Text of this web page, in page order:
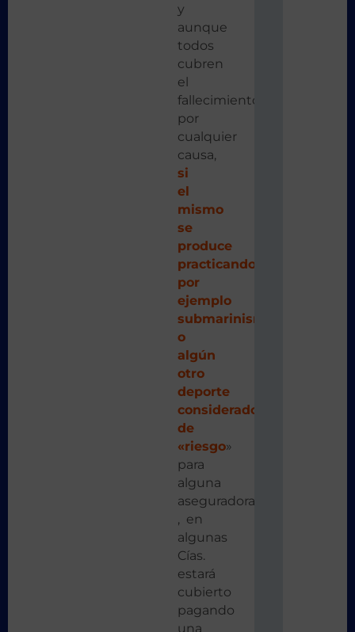
y
aunque
todos
cubren
el
fallecimiento
por
cualquier
causa,
si
el
mismo
se
produce
practicando
por
ejemplo
submarinismo
o
algún
otro
deporte
considerado
de
«riesgo»
para
alguna
aseguradora
, en
algunas
Cías.
estará
cubierto
pagando
una